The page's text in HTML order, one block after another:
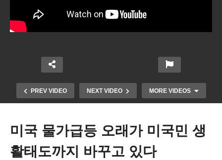
PREV VIDEO NEXT VIDEO MORE VIDEOS
미국 물가급등 오래가 미국민 생
활태도까지 바꾸고 있다